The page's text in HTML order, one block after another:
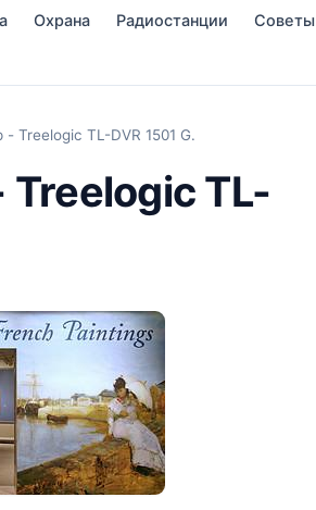
Охрана Радиостанции Советы
Treelogic TL-DVR 1501 G.
Treelogic TL-